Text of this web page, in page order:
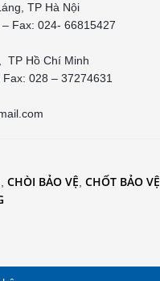
TP Hà Nội
Fax: 024- 66815427
TP Hồ Chí Minh
028 – 37274631
CHÒI BẢO VỆ CHỐT BẢO VỆ